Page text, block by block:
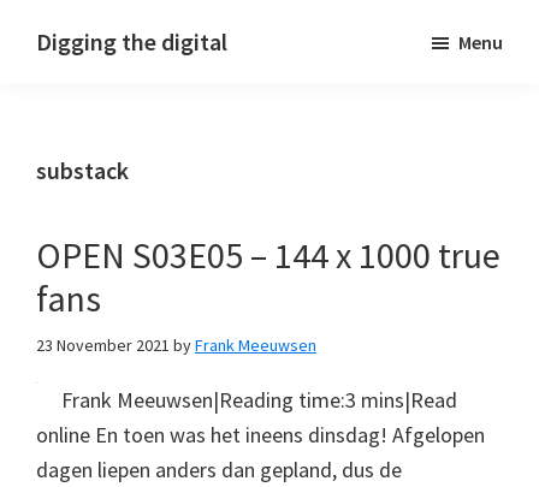
Digging the digital Menu
substack
OPEN S03E05 – 144 x 1000 true
fans
23 November 2021 byFrank Meeuwsen
Frank Meeuwsen|Reading time:3 mins|Read
online En toen was het ineens dinsdag! Afgelopen
dagen liepen anders dan gepland, dus de